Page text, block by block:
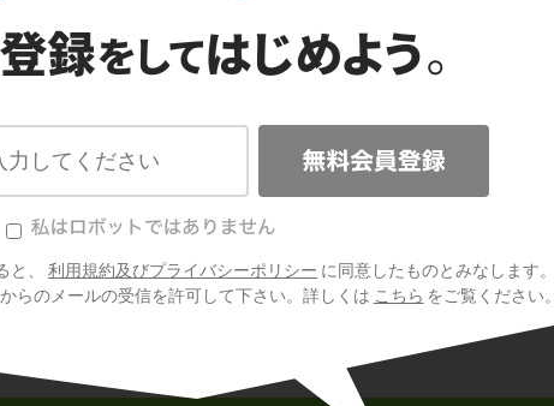
、 利用規約及びプライバシーポリシー に同意したものとみなします。
らのメールの受信を許可して下さい。詳しくは こちら をご覧ください。